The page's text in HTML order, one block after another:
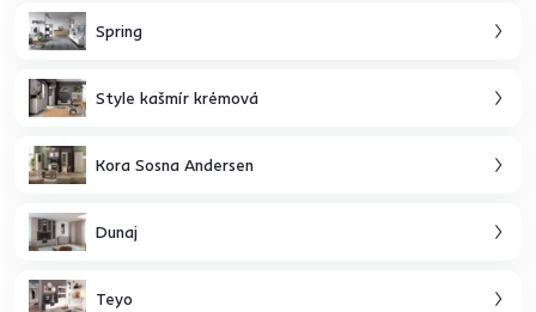
Spring
Style kašmír krémová
Kora Sosna Andersen
Dunaj
Teyo